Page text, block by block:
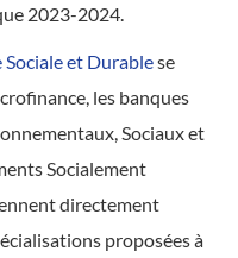
2023-2024.
Sociale et Durablese
les banques
Sociaux et
Socialement
directement
proposées à